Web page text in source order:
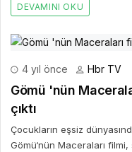
DEVAMINI OKU
4 yıl önce Hbr TV
Gömü 'nün
çıktı
Çocukların eşsiz
Gömü‘nün Maceraları